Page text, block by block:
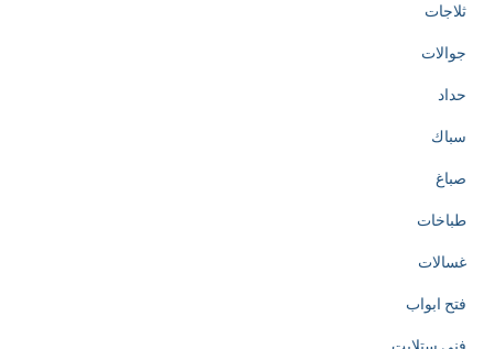
ثلاجات
جوالات
حداد
سباك
صباغ
طباخات
غسالات
فتح ابواب
فني ستلايت